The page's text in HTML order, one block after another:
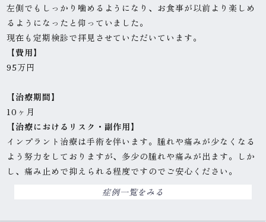
左側でもしっかり噛めるようになり、お食事が以前より楽しめ
るようになったと仰っていました。
現在も定期検診で拝見させていただいています。
【費用】
95万円
【治療期間】
10ヶ月
【治療におけるリスク・副作用】
インプラント治療は手術を伴います。腫れや痛みが少なくなる
よう努力をしておりますが、多少の腫れや痛みが出ます。しか
し、痛み止めで抑えられる程度ですのでご安心ください。
症例一覧をみる